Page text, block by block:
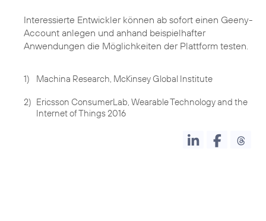
Interessierte Entwickler können ab sofort einen Geeny-
Account anlegen und anhand beispielhafter
Anwendungen die Möglichkeiten der Plattform testen.
1) Machina Research, McKinsey Global Institute
2) Ericsson ConsumerLab, Wearable Technology and the
Internet of Things 2016